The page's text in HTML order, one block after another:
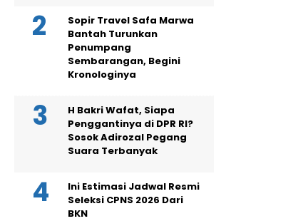
Sopir Travel Safa Marwa
Bantah Turunkan
Penumpang
Sembarangan, Begini
Kronologinya
H Bakri Wafat, Siapa
Penggantinya di DPR RI?
Sosok Adirozal Pegang
Suara Terbanyak
Ini Estimasi Jadwal Resmi
Seleksi CPNS 2026 Dari
BKN